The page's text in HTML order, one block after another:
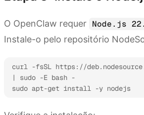
O OpenClaw requer Node.js
Instale-o pelo repositório
curl -fsSL https://
| sudo -E bash -
sudo apt-get install -y nodejs